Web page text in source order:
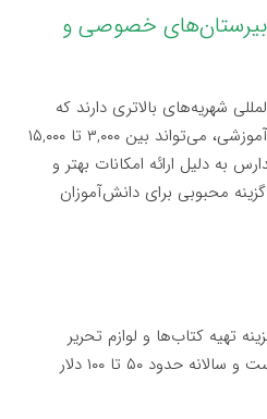
دبیرستان‌های خصوصی و
شهریه‌های بالاتری دارند که
بسته به امکانات و برنامه‌های آموزشی، می‌تواند بین ۳,۰۰۰ تا ۱۵,۰۰۰
به دلیل ارائه امکانات بهتر و
محبوبی برای دانش‌آموزان
تهیه کتاب‌ها و لوازم تحریر
معمولاً بر عهده والدین است و سالانه حدود ۵۰ تا ۱۰۰ دلار